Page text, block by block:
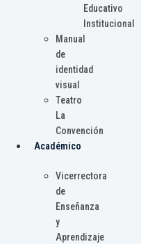
Educativo
Institucional
Manual
de
identidad
visual
Teatro
La
Convención
Académico
Vicerrectora
de
Enseñanza
y
Aprendizaje